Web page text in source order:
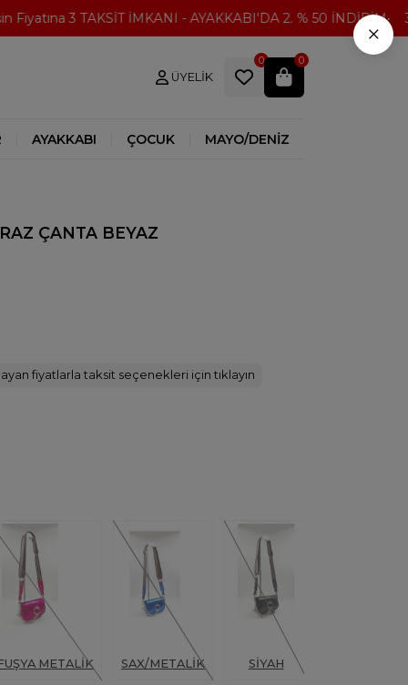
3 TAKSİT İMKANI - AYAKKABI'DA 2. % 50 İNDİRİM
ÜYELIK
0 0
AYAKKABI ÇOCUK MAYO/DENİZ
ÇANTA BEYAZ
fiyatlarla taksit seçenekleri için tıklayın
METALİK SAX/METALİK SİYAH
×